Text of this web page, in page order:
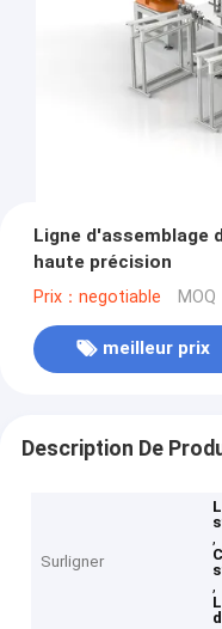
Ligne d'assemblage
haute précision
Prix：negotiable
meilleur prix
Description De
Surligner
,
,